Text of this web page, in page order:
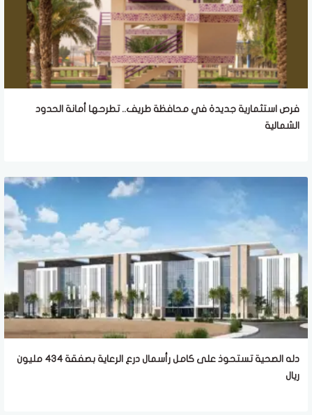
فرص استثمارية جديدة في محافظة طريف.. تطرحها أمانة الحدود
الشمالية
دله الصحية تستحوذ على كامل رأسمال درع الرعاية بصفقة 434 مليون
ريال